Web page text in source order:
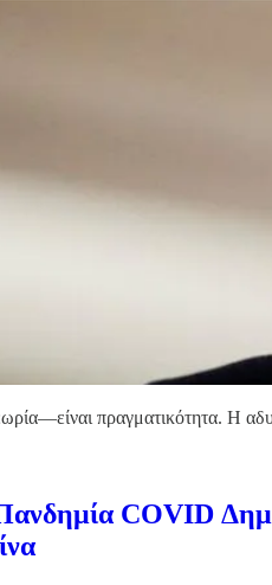
πραγματικότητα. Η
COVID